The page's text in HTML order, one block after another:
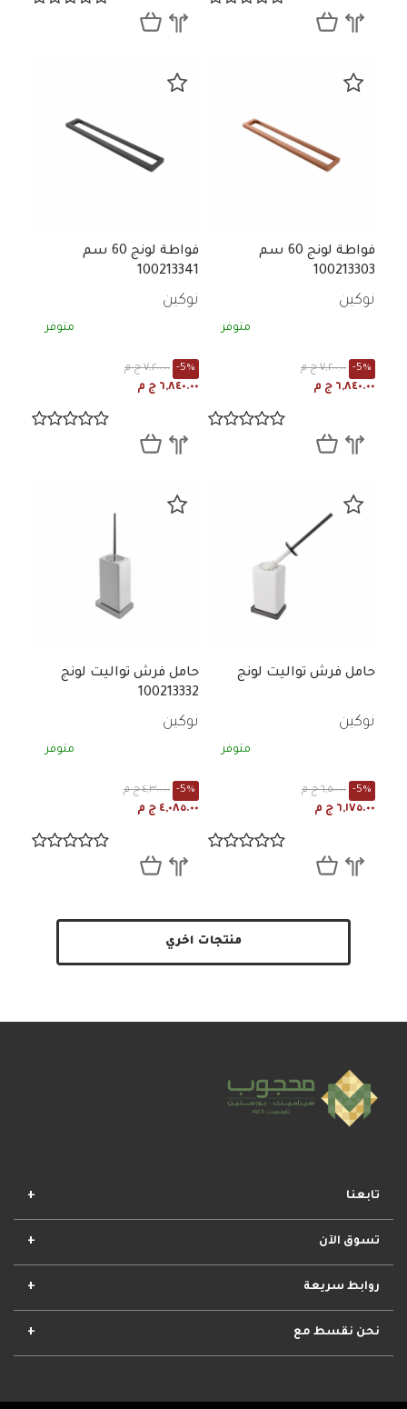
فواطة لونج 60 سم
100213303
نوكين
متوفر
٧,٢٠٠.٠٠ ج م -5%
٦,٨٤٠.٠٠ ج م
فواطة لونج 60 سم
100213341
نوكين
متوفر
٧,٢٠٠.٠٠ ج م -5%
٦,٨٤٠.٠٠ ج م
حامل فرش تواليت لونج
نوكين
متوفر
٦,٥٠٠.٠٠ ج م -5%
٦,١٧٥.٠٠ ج م
حامل فرش تواليت لونج
100213332
نوكين
متوفر
٤,٣٠٠.٠٠ ج م -5%
٤,٠٨٥.٠٠ ج م
منتجات اخري
تابعنا
تسوق الآن
افضل المجموعات
روابط سريعة
الأحكام والشروط
نحن نقسط مع